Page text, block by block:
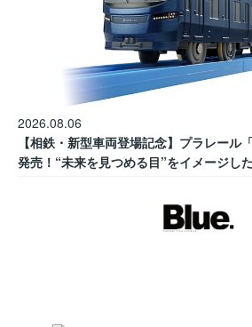
2026.08.06
【相鉄・新型車両登場記念】プラレール
発売！“未来を見つめる目”をイメージし